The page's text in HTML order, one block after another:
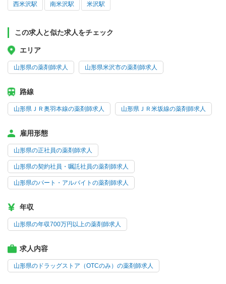
西米沢駅 南米沢駅 米沢駅
この求人と似た求人をチェック
エリア
山形県の薬剤師求人 山形県米沢市の薬剤師求人
路線
山形県ＪＲ奥羽本線の薬剤師求人 山形県ＪＲ米坂線の薬剤師求人
雇用形態
山形県の正社員の薬剤師求人
山形県の契約社員・嘱託社員の薬剤師求人
山形県のパート・アルバイトの薬剤師求人
年収
山形県の年収700万円以上の薬剤師求人
求人内容
山形県のドラッグストア（OTCのみ）の薬剤師求人